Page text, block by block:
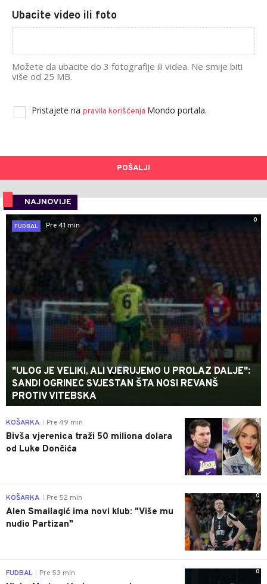
Ubacite video ili foto
Možete da ubacite do 3 fotografije ili videa. Ne smije biti
više od 25 MB.
Pristajete na pravila korišćenja Mondo portala.
POŠALJI
NAJNOVIJE
0
FUDBAL
Pre 41 min
"ULOG JE VELIKI, ALI VJERUJEMO U PROLAZ DALJE":
SANDI OGRINEC SVJESTAN ŠTA NOSI REVANŠ
PROTIV VITEBSKA
0
KOŠARKA Pre 49 min
Bivša vjerenica traži 50 miliona dolara
od Luke Dončića
0
KOŠARKA Pre 52 min
Alen Smailagić ima novi klub: "Više mu
nudio Partizan"
0
FUDBAL Pre 53 min